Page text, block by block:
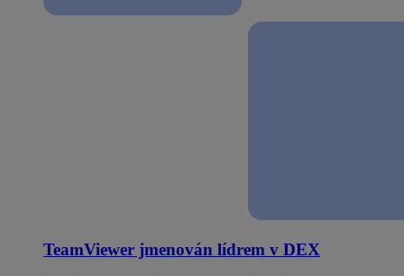
TeamViewer jmenován lídrem v DEX